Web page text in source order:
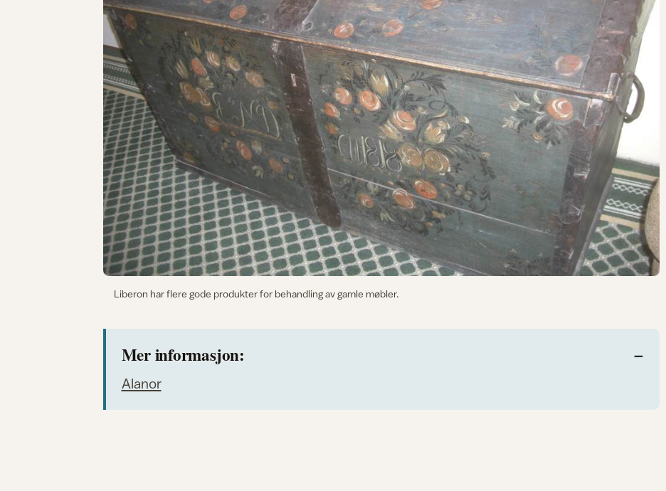
Liberon har flere gode produkter for behandling av gamle møbler.
Mer informasjon:
Alanor